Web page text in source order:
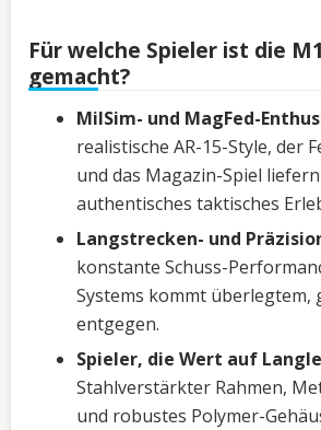
Für welche Spieler ist die
gemacht?
MilSim- und MagFed-
realistische AR-15-Style, der
und das Magazin-Spiel
authentisches taktisches
Langstrecken- und
konstante Schuss-
Systems kommt überlegtem,
entgegen.
Spieler, die Wert auf
Stahlverstärkter Rahmen,
und robustes Polymer-